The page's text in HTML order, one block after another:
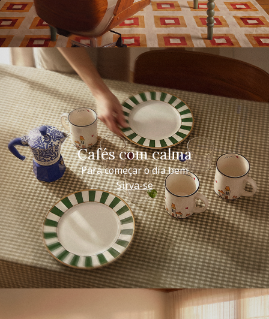
Cafés com calma
Para começar o dia bem
Sirva-se